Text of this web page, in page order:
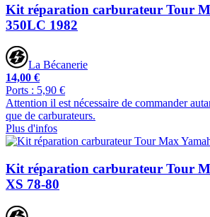
Kit réparation carburateur Tour
350LC 1982
La Bécanerie
14,00 €
Ports : 5,90 €
Attention il est nécessaire de commander
que de carburateurs.
Plus d'infos
Kit réparation carburateur Tour
XS 78-80